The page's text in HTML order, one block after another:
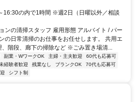
16:30の内で1時間 ※週2日（日曜以外／相談
ンの清掃スタッフ 雇用形態 アルバイト / パー
の日常清掃のお仕事をお任せします。 共用エ
、階段、廊下の掃除など ※ごみ置き場清...
副業・WワークOK 主婦・主夫歓迎
60代も応募可
経験者歓迎 残業なし ブランクOK
70代も応募可
シフト制